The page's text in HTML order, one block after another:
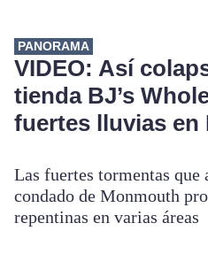
PANORAMA
VIDEO: Así
tienda BJ’s
fuertes lluvias en
Las fuertes tormentas que
condado de Monmouth
repentinas en varias áreas